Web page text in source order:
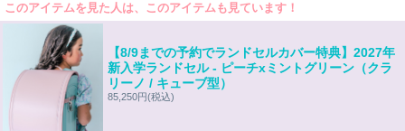
このアイテムを見た人は、このアイテムも見ています！
【8/9までの予約でランドセルカバー特典】2027年
新入学ランドセル - ピーチxミントグリーン（クラ
リーノ / キューブ型）
85,250円(税込)